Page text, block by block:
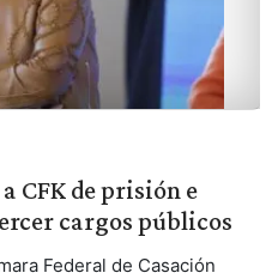
CFK de prisión e
cargos públicos
Federal de Casación